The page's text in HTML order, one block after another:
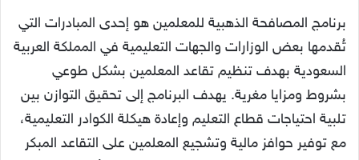
برنامج المصافحة الذهبية للمعلمين هو إحدى المبادرات التي
تُقدمها بعض الوزارات والجهات التعليمية في المملكة العربية
السعودية بهدف تنظيم تقاعد المعلمين بشكل طوعي
بشروط ومزايا مغرية. يهدف البرنامج إلى تحقيق التوازن بين
تلبية احتياجات قطاع التعليم وإعادة هيكلة الكوادر التعليمية،
مع توفير حوافز مالية وتشجيع المعلمين على التقاعد المبكر